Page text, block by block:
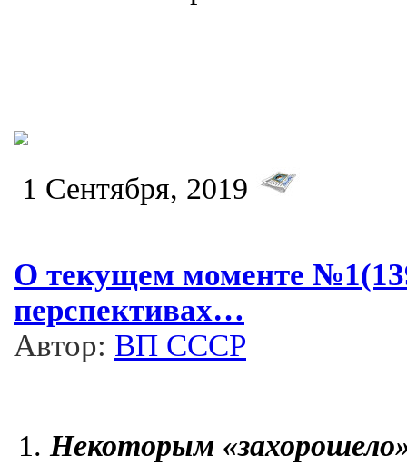
1 Сентября, 2019
О текущем моменте
перспективах…
Автор: ВП СССР
Некоторым